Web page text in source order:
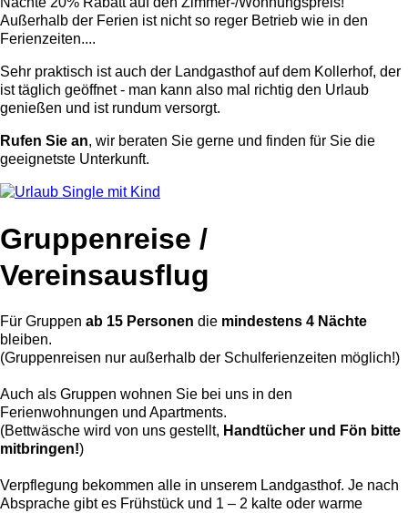
Außerhalb der Ferien ist nicht so reger Betrieb wie in den
Ferienzeiten....
Sehr praktisch ist auch der Landgasthof auf dem Kollerhof, der
ist täglich geöffnet - man kann also mal richtig den Urlaub
genießen und ist rundum versorgt.
Rufen Sie an, wir beraten Sie gerne und finden für Sie die
geeignetste Unterkunft.
Gruppenreise /
Vereinsausflug
Für Gruppen ab 15 Personen die mindestens 4 Nächte
bleiben.
(Gruppenreisen nur außerhalb der Schulferienzeiten möglich!)
Auch als Gruppen wohnen Sie bei uns in den
Ferienwohnungen und Apartments.
(Bettwäsche wird von uns gestellt, Handtücher und Fön bitte
mitbringen!)
Verpflegung bekommen alle in unserem Landgasthof. Je nach
Absprache gibt es Frühstück und 1 – 2 kalte oder warme